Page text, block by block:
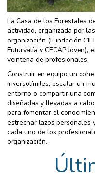
La Casa de los Forestales
actividad, organizada por
organización (Fundación
Futurvalía y CECAP Joven),
veintena de profesionales.
Construir en equipo un
inversolímiles, escalar un
entorno o compartir una
diseñadas y llevadas a
para fomentar el
estrechar lazos personales
cada uno de los
organización.